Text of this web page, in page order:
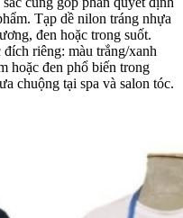
Tạp dề nilon tráng nhựa
đen hoặc trong suốt.
riêng: màu trắng/xanh
hoặc đen phổ biến trong
chuộng tại spa và salon tóc.